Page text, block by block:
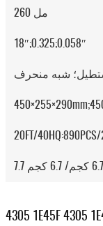
260 مل
18″;0.325;0.058″
شبه منحرف
20FT/
4305 1E45F 4305